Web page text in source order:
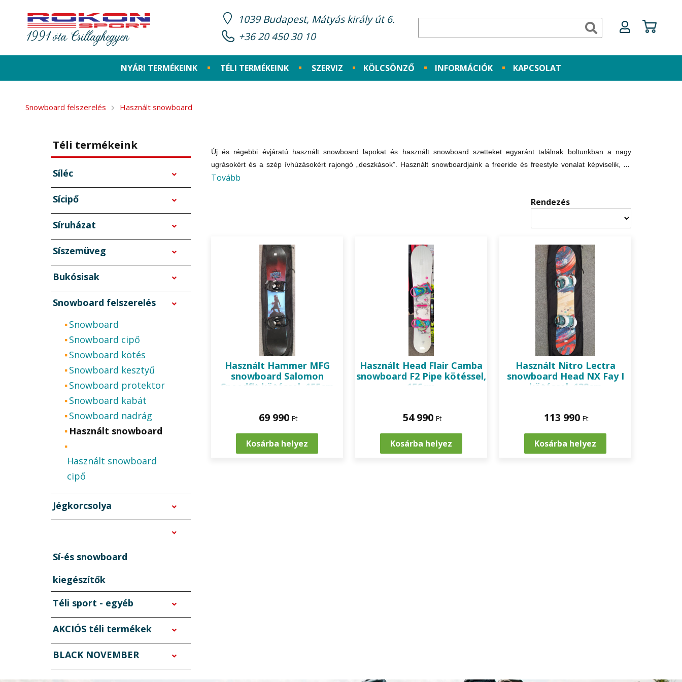
1991 óta Csillaghegyen
1039 Budapest, Mátyás király út 6.
+36 20 450 30 10
NYÁRI TERMÉKEINK TÉLI TERMÉKEINK SZERVIZ KÖLCSÖNZŐ INFORMÁCIÓK KAPCSOLAT
Snowboard felszerelés Használt snowboard
Téli termékeink
Síléc
Sícipő
Síruházat
Síszemüveg
Bukósisak
Snowboard felszerelés
Snowboard
Snowboard cipő
Snowboard kötés
Snowboard kesztyű
Snowboard protektor
Snowboard kabát
Snowboard nadrág
Használt snowboard
Használt snowboard
cipő
Jégkorcsolya
Sí-és snowboard
kiegészítők
Téli sport - egyéb
AKCIÓS téli termékek
BLACK NOVEMBER
Új és régebbi évjáratú használt snowboard lapokat és használt snowboard szetteket egyaránt találnak boltunkban a nagy
ugrásokért és a szép ívhúzásokért rajongó „deszkások”. Használt snowboardjaink a freeride és freestyle vonalat képviselik, és
puha (soft) kötéssel vannak felszerelve. Kezdő, puha, vagy épített szerkezetű, profiknak készített lapok széles választékából
és éle felkészített állapotban várják a snowboardozásért rajongók növekvő táborát. Fontos megjegyeznünk, hogy web-
áruházunkban bemutatott egy-két éves lapokon kívül, boltunkban számos bizományi értékesítésre, vagy beszámításra került
Tovább
Rendezés
Használt Hammer MFG
snowboard Salomon
Speedfit kötéssel, 155cm
69 990 Ft
Kosárba helyez
Használt Head Flair Camba
snowboard F2 Pipe kötéssel,
156cm
54 990 Ft
Kosárba helyez
Használt Nitro Lectra
snowboard Head NX Fay I
kötéssel, 138cm
113 990 Ft
Kosárba helyez